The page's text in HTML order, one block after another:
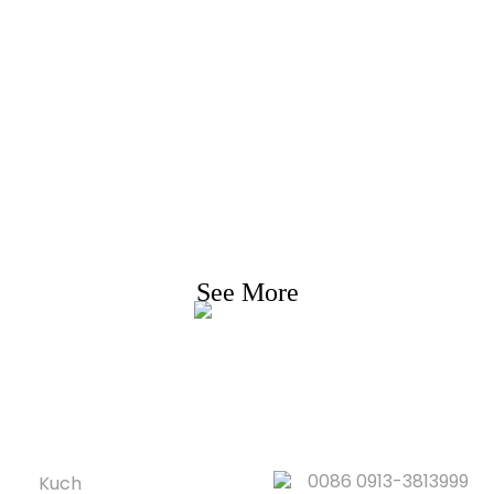
See More
Kuch 0086 0913-3813999